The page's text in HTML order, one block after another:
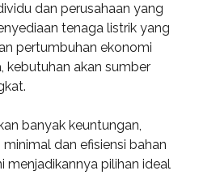
dan perusahaan yang
tenaga listrik yang
pertumbuhan ekonomi
kebutuhan akan sumber
banyak keuntungan,
dan efisiensi bahan
menjadikannya pilihan ideal